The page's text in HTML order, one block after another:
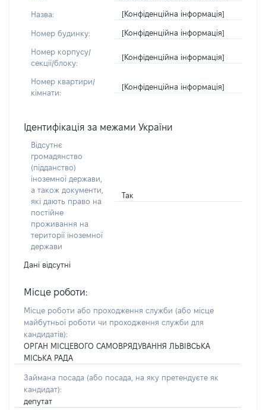
Назва: [Конфіденційна інформація]
Номер будинку: [Конфіденційна інформація]
Номер корпусу/
секції/блоку:
[Конфіденційна інформація]
Номер квартири/
кімнати:
[Конфіденційна інформація]
Ідентифікація за межами України
Відсутнє
громадянство
(підданство)
іноземної держави,
а також документи,
які дають право на
постійне
проживання на
території іноземної
держави
Так
Дані відсутні
Місце роботи:
Місце роботи або проходження служби (або місце
майбутньої роботи чи проходження служби для
кандидатів):
ОРГАН МІСЦЕВОГО САМОВРЯДУВАННЯ ЛЬВІВСЬКА
МІСЬКА РАДА
Займана посада (або посада, на яку претендуєте як
кандидат):
депутат